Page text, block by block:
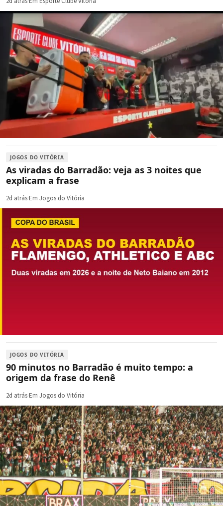
JOGOS DO VITÓRIA
As viradas do Barradão: veja as 3 noites que
explicam a frase
2d atrás·Em Jogos do Vitória
JOGOS DO VITÓRIA
90 minutos no Barradão é muito tempo: a
origem da frase do Renê
2d atrás·Em Jogos do Vitória